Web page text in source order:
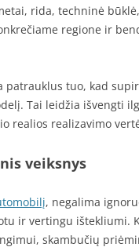
rida, techninė
regione ir
patrauklus tuo, kad
Tai leidžia išvengti
realios realizavimo
veiksnys
, negalima
ir vertingu ištekliumi.
skambučių